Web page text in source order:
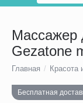
Массажер
Gezatone
Главная / Красота
Бесплатная